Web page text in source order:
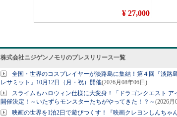
株式会社ニジゲンノモリのプレスリリース一覧
全国・世界のコスプレイヤーが淡路島に集結！第４回『淡路
レサミット』10月12日（月・祝）開催(2026月08年06日)
スライムもハロウィン仕様に大変身！「ドラゴンクエスト ア
開催決定！～いたずらモンスターたちがやってきた！？～(2026月
映画の世界を1泊2日で遊びつくす！『映画クレヨンしんちゃ